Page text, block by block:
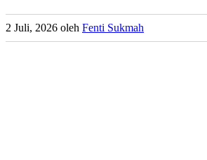
2 Juli, 2026 oleh Fenti Sukmah